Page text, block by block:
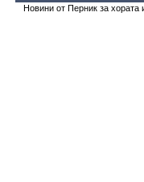
Новини от Перник за хората